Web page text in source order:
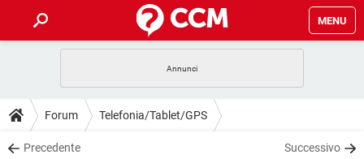
MENU
INTRATTENIMENTO ANDROID
iOS
GUIDE
COVID-19 GAMING
DOWNLOAD
Forum Telefonia/Tablet/GPS
Precedente Successivo